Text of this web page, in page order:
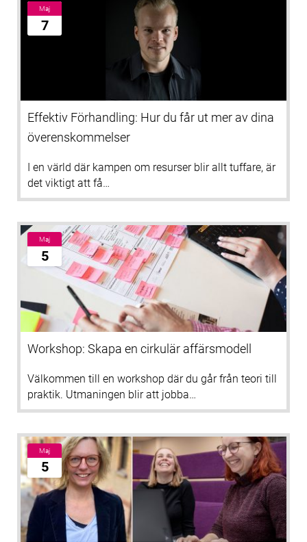
Maj
7
Effektiv Förhandling: Hur du får ut mer av dina
överenskommelser
I en värld där kampen om resurser blir allt tuffare, är
det viktigt att få…
Maj
5
Workshop: Skapa en cirkulär affärsmodell
Välkommen till en workshop där du går från teori till
praktik. Utmaningen blir att jobba…
Maj
5